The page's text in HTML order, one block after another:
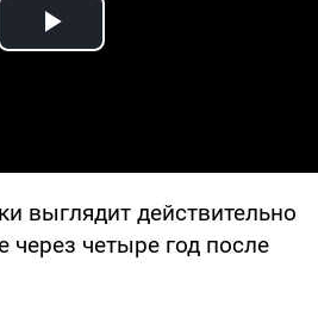
Play Video
выглядит действительно
четыре год после